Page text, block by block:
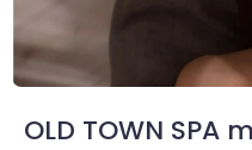
OLD TOWN SPA